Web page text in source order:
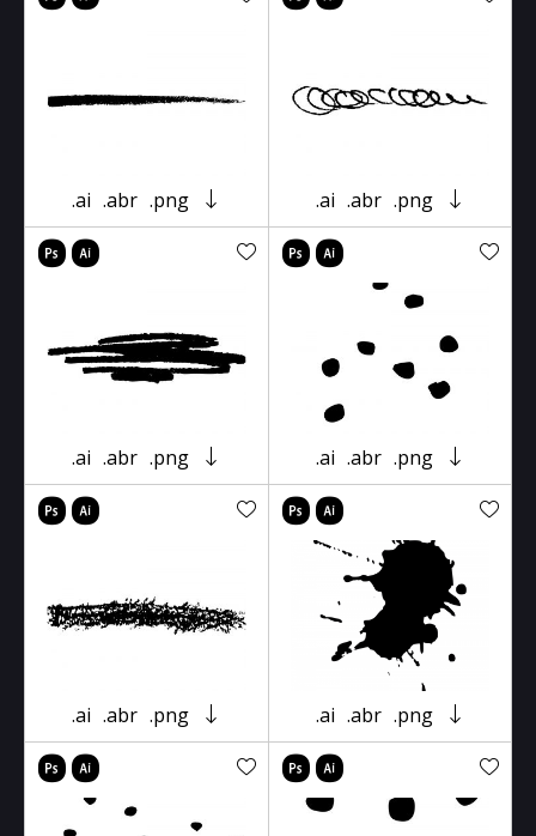
.ai .abr .png .ai .abr .png
.ai .abr .png .ai .abr .png
.ai .abr .png .ai .abr .png